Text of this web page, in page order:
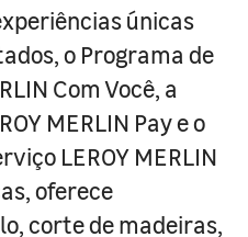
únicas
o Programa de
Com Você, a
MERLIN Pay e o
LEROY MERLIN
oferece
corte de madeiras,